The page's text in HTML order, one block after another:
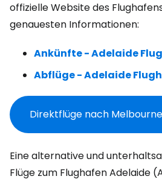
offizielle Website des
genauesten Informationen:
Ankünfte - Adelaide
Abflüge - Adelaide
Direktflüge nach
Eine alternative und
Flüge zum Flughafen Adelaide